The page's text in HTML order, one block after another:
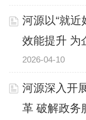
河源以“就近
效能提升 为
2026-04-10
河源深入开
革 破解政务